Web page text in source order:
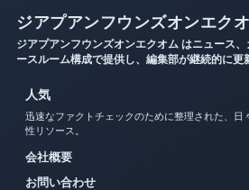
ジアプアンフウンズオンエク
ジアプアンフウンズオンエクオム はニュース
ースルーム構成で提供し、編集部が継続的に更
人気
迅速なファクトチェックのために整理された、日
性リソース。
会社概要
お問い合わせ